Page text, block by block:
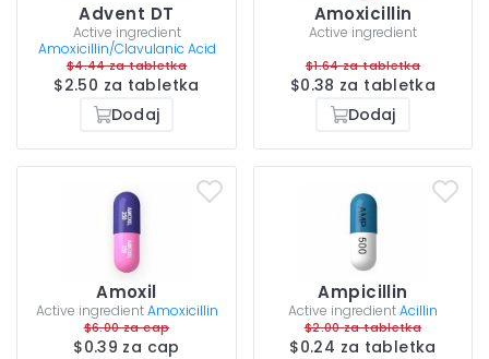
Advent DT
Active ingredient
Amoxicillin/Clavulanic Acid
$4.44 za tabletka
$2.50 za tabletka
Dodaj
Amoxicillin
Active ingredient
$1.64 za tabletka
$0.38 za tabletka
Dodaj
Amoxil
Active ingredient Amoxicillin
$6.00 za cap
$0.39 za cap
Ampicillin
Active ingredientAcillin
$2.00 za tabletka
$0.24 za tabletka